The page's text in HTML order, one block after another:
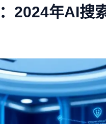
2024年AI搜